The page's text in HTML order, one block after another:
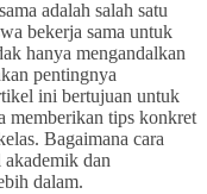
adalah salah satu
bekerja sama untuk
hanya mengandalkan
pentingnya
ini bertujuan untuk
memberikan tips konkret
Bagaimana cara
akademik dan
dalam.